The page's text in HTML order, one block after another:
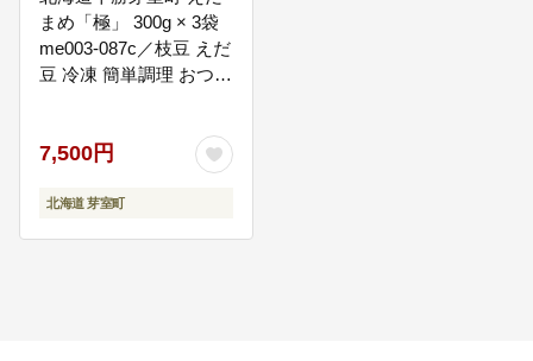
まめ「極」 300g × 3袋
me003-087c／枝豆 えだ
豆 冷凍 簡単調理 おつま
ルメ 小分け
7,500円
北海道 芽室町